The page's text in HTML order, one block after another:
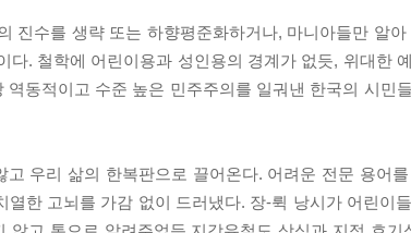
진수를 생략 또는 하향평준화하거나, 마니아들만 알
. 철학에 어린이용과 성인용의 경계가 없듯, 위대한
동적이고 수준 높은 민주주의를 일궈낸 한국의 시민
우리 삶의 한복판으로 끌어온다. 어려운 전문 용어
한 고뇌를 가감 없이 드러냈다. 장-뤽 낭시가 어린이